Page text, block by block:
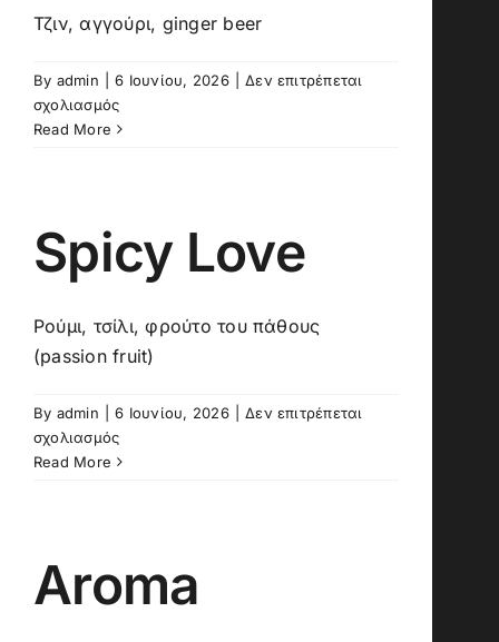
Τζιν, αγγούρι, ginger beer
By admin 6 Ιουνίου, 2026
Δεν επιτρέπεται
σχολιασμόςστο
Exotic
Read More
Spicy Love
Ρούμι, τσίλι, φρούτο του πάθους
(passion fruit)
By admin 6 Ιουνίου, 2026
Δεν επιτρέπεται
σχολιασμόςστο
Spicy
Read More
Aroma